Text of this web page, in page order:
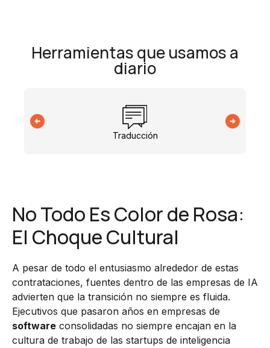
Herramientas que usamos a
diario
Traducción
No Todo Es Color de Rosa:
El Choque Cultural
A pesar de todo el entusiasmo alrededor de estas
contrataciones, fuentes dentro de las empresas de IA
advierten que la transición no siempre es fluida.
Ejecutivos que pasaron años en empresas de
software consolidadas no siempre encajan en la
cultura de trabajo de las startups de inteligencia